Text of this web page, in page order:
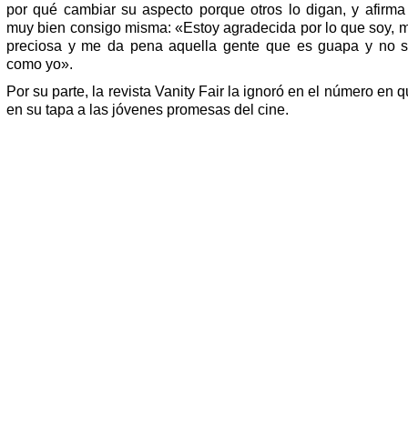
por qué cambiar su aspecto porque otros lo digan, y
muy bien consigo misma: «Estoy agradecida por lo que soy,
preciosa y me da pena aquella gente que es guapa y no
como yo».
Por su parte, la revista Vanity Fair la ignoró en el número en
en su tapa a las jóvenes promesas del cine.